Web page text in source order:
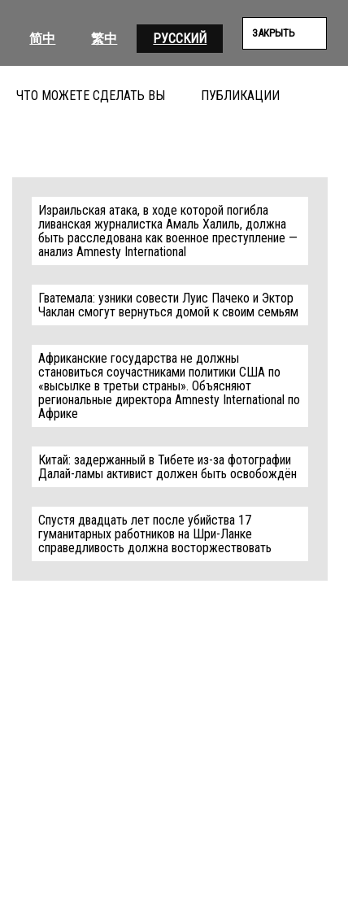
简中 繁中 РУССКИЙ ЗАКРЫТЬ
ЧТО МОЖЕТЕ СДЕЛАТЬ ВЫ ПУБЛИКАЦИИ
Израильская атака, в ходе которой погибла
ливанская журналистка Амаль Халиль, должна
быть расследована как военное преступление —
анализ Amnesty International
Гватемала: узники совести Луис Пачеко и Эктор
Чаклан смогут вернуться домой к своим семьям
Африканские государства не должны
становиться соучастниками политики США по
«высылке в третьи страны». Объясняют
региональные директора Amnesty International по
Африке
Китай: задержанный в Тибете из-за фотографии
Далай-ламы активист должен быть освобождён
Спустя двадцать лет после убийства 17
гуманитарных работников на Шри-Ланке
справедливость должна восторжествовать